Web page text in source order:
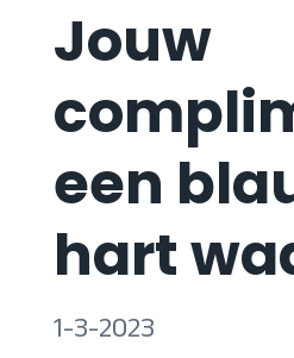
Jouw
een
hart
1-3-2023